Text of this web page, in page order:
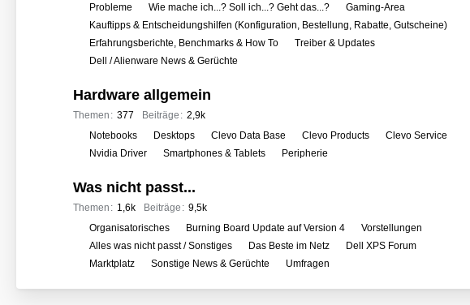
f
o
Probleme Wie mache ich...? Soll ich...? Geht das...?
Gaming-Area
Kauftipps & Entscheidungshilfen (Konfiguration, Bestellung, Rabatte, Gutscheine)
Erfahrungsberichte, Benchmarks & How To
Treiber & Updates
Dell / Alienware News & Gerüchte
Hardware allgemein
Themen 377 Beiträge 2,9k
e
r
Notebooks Desktops Clevo Data Base Clevo Products
Clevo Service
Nvidia Driver
Smartphones & Tablets Peripherie
Was nicht passt...
Themen 1,6k Beiträge 9,5k
Organisatorisches Burning Board Update auf Version 4
Vorstellungen
Alles was nicht passt / Sonstiges
Das Beste im Netz
Dell XPS Forum
Marktplatz
Sonstige News & Gerüchte Umfragen